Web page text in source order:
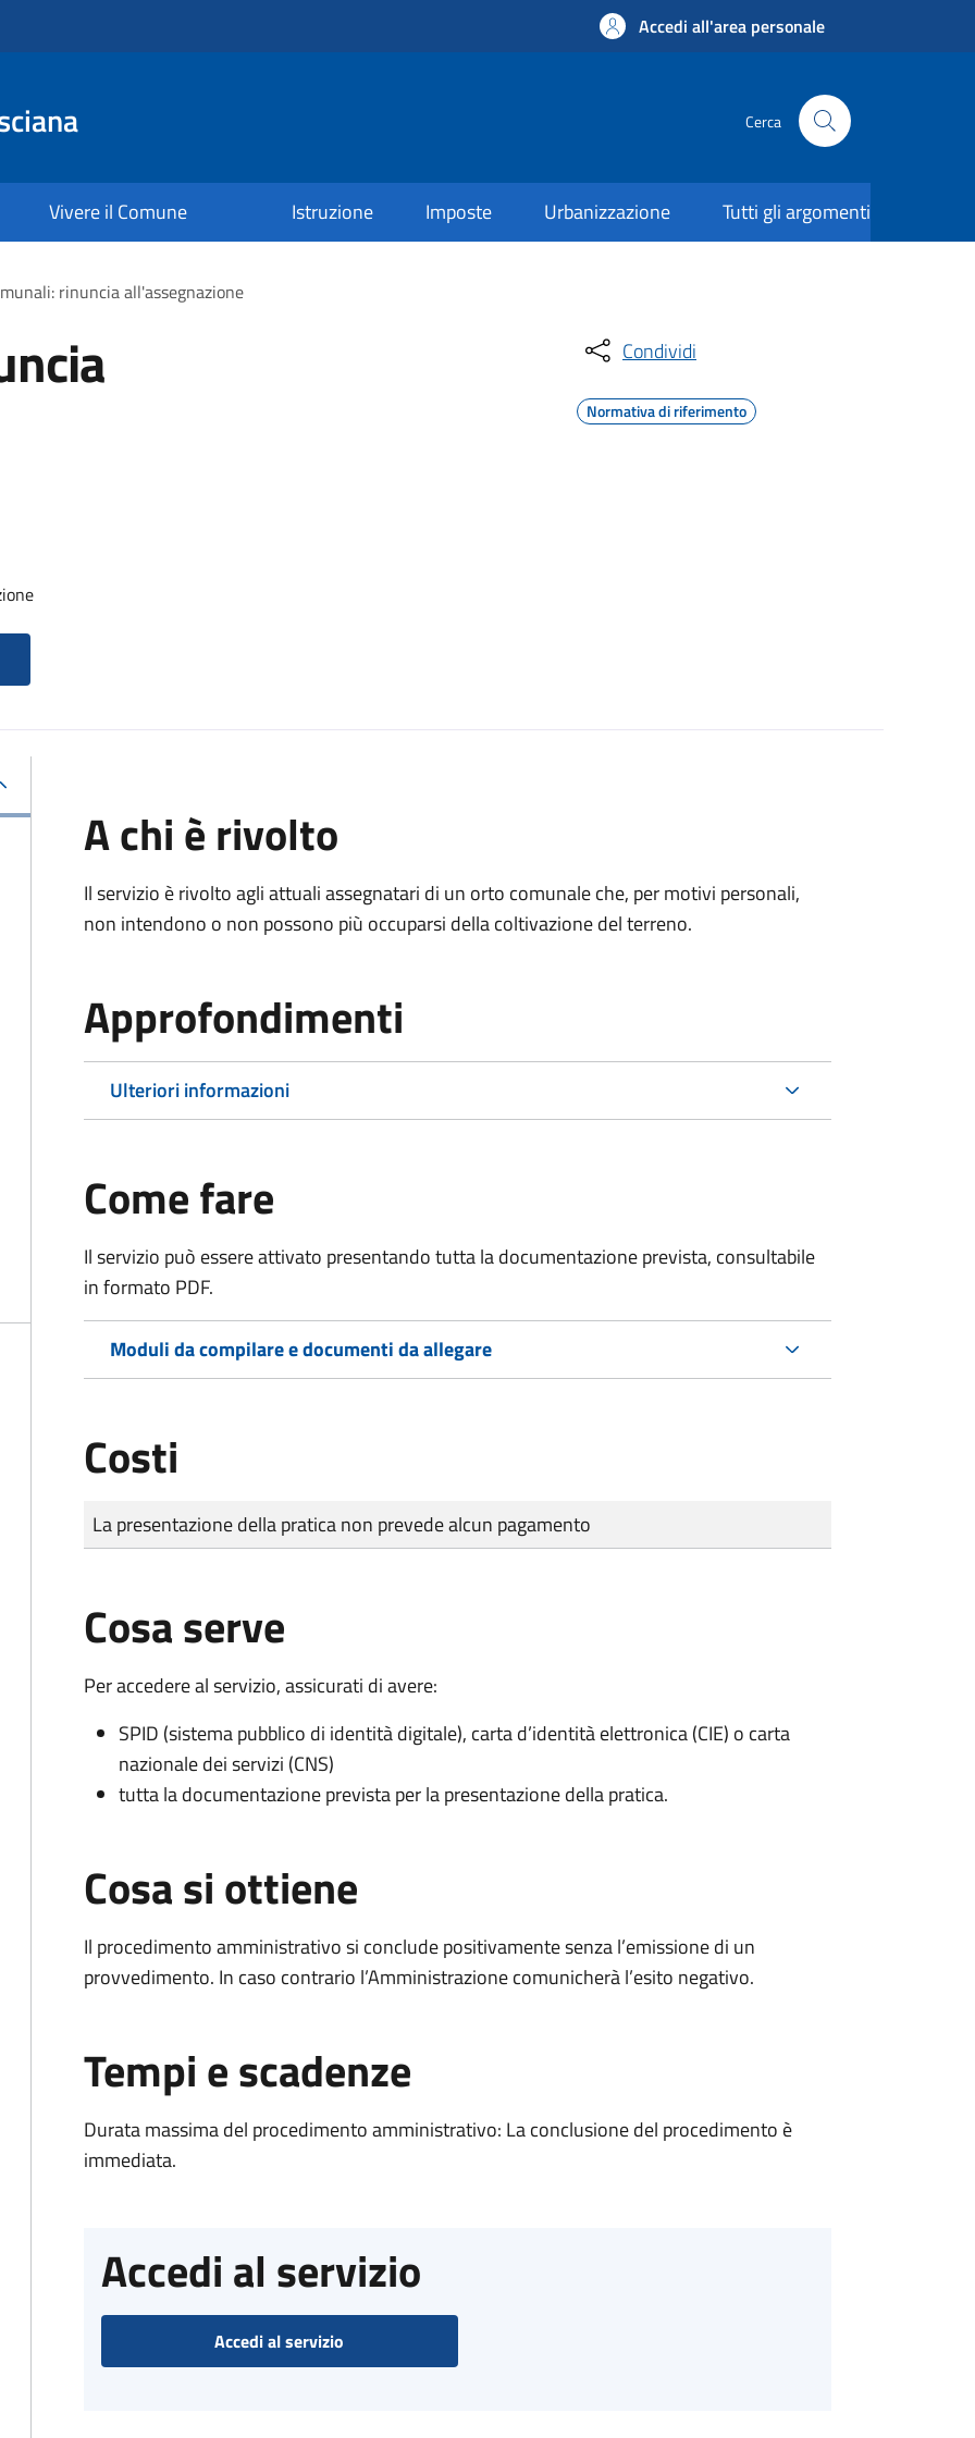
Accedi all'area personale
Cerca
Vivere il Comune Istruzione Imposte Urbanizzazione Tutti gli argomenti
rinuncia all'assegnazione
Condividi
Normativa di riferimento
A chi è rivolto
Il servizio è rivolto agli attuali assegnatari di un orto comunale che, per motivi personali,
non intendono o non possono più occuparsi della coltivazione del terreno.
Approfondimenti
Ulteriori informazioni
Come fare
Il servizio può essere attivato presentando tutta la documentazione prevista, consultabile
in formato PDF.
Moduli da compilare e documenti da allegare
Costi
Tipo di pagamento
Importo
La presentazione della pratica non prevede alcun pagamento
Cosa serve
Per accedere al servizio, assicurati di avere:
SPID (sistema pubblico di identità digitale), carta d’identità elettronica (CIE) o carta
nazionale dei servizi (CNS)
tutta la documentazione prevista per la presentazione della pratica.
Cosa si ottiene
Il procedimento amministrativo si conclude positivamente senza l’emissione di un
provvedimento. In caso contrario l’Amministrazione comunicherà l’esito negativo.
Tempi e scadenze
Durata massima del procedimento amministrativo: La conclusione del procedimento è
immediata.
Accedi al servizio
Accedi al servizio